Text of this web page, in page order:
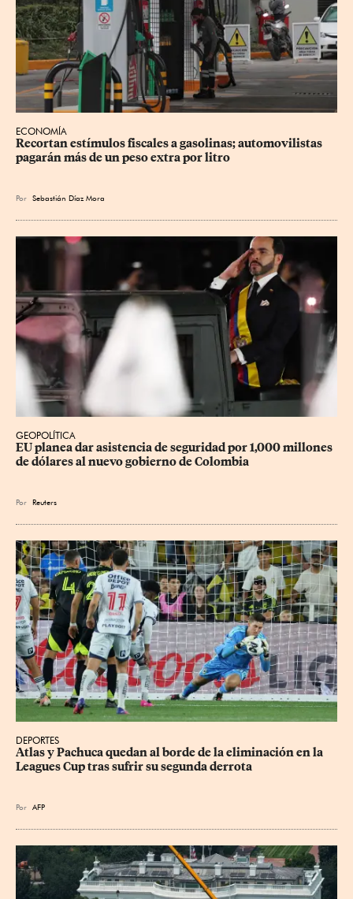
ECONOMÍA
Recortan estímulos fiscales a gasolinas; automovilistas
pagarán más de un peso extra por litro
Por Sebastián Díaz Mora
GEOPOLÍTICA
EU planea dar asistencia de seguridad por 1,000 millones
de dólares al nuevo gobierno de Colombia
Por Reuters
DEPORTES
Atlas y Pachuca quedan al borde de la eliminación en la
Leagues Cup tras sufrir su segunda derrota
Por AFP